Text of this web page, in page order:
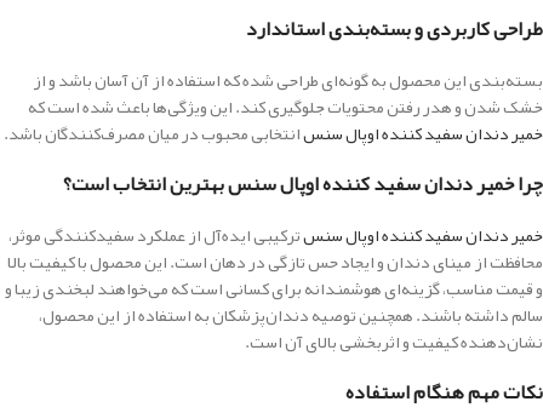
طراحی کاربردی و بسته‌بندی استاندارد
بسته‌بندی این محصول به گونه‌ای طراحی شده که استفاده از آن آسان باشد و از
خشک شدن و هدر رفتن محتویات جلوگیری کند. این ویژگی‌ها باعث شده است که
خمیر دندان سفید کننده اوپال سنسانتخابی محبوب در میان مصرف‌کنندگان باشد.
چرا خمیر دندان سفید کننده اوپال سنس بهترین انتخاب است؟
خمیر دندان سفید کننده اوپال سنسترکیبی ایده‌آل از عملکرد سفیدکنندگی موثر،
محافظت از مینای دندان و ایجاد حس تازگی در دهان است. این محصول با کیفیت بالا
و قیمت مناسب، گزینه‌ای هوشمندانه برای کسانی است که می‌خواهند لبخندی زیبا و
سالم داشته باشند. همچنین توصیه دندان‌پزشکان به استفاده از این محصول،
نشان‌دهنده کیفیت و اثربخشی بالای آن است.
نکات مهم هنگام استفاده